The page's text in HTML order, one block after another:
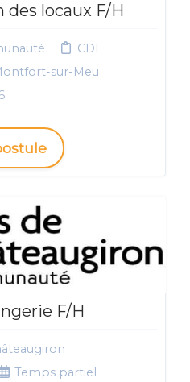
locaux F/H
CDI
sur-Meu
F/H
Temps partiel